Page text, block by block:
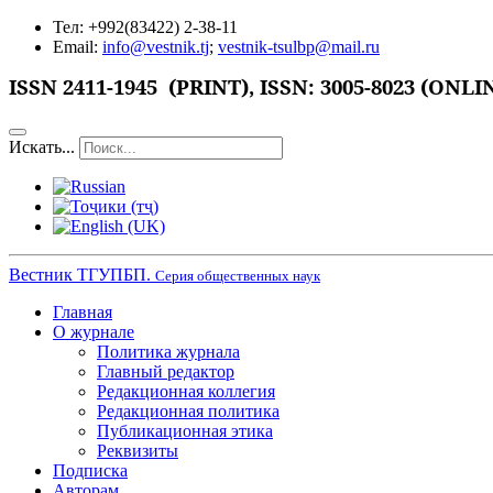
Тел: +992(83422) 2-38-11
Email: info@vestnik.tj; vestnik-tsulbp@mail.ru
ISSN 2411-1945 (PRINT), ISSN: 3005-8023
Искать...
Вестник ТГУПБП. Серия общественных наук
Главная
О журнале
Политика журнала
Главный редактор
Редакционная коллегия
Редакционная политика
Публикационная этика
Реквизиты
Подписка